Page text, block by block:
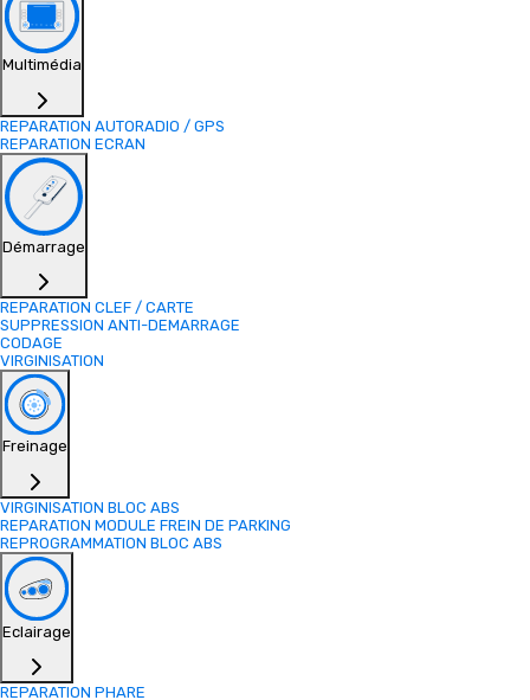
Multimédia
REPARATION AUTORADIO / GPS
REPARATION ECRAN
Démarrage
REPARATION CLEF / CARTE
SUPPRESSION ANTI-DEMARRAGE
CODAGE
VIRGINISATION
Freinage
VIRGINISATION BLOC ABS
REPARATION MODULE FREIN DE PARKING
REPROGRAMMATION BLOC ABS
Eclairage
REPARATION PHARE